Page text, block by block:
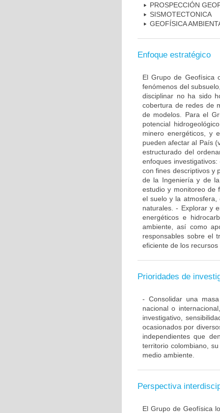
PROSPECCIÓN
SISMOTECTONICA
GEOFÍSICA
Enfoque estratégico
El Grupo de Geofísica
fenómenos del
disciplinar no ha sido
cobertura de redes de
de modelos. Para el
potencial
minero energéticos, y
pueden afectar al País
estructurado del
enfoques
con fines descriptivos y
de la Ingeniería y de
estudio y monitoreo de
el suelo y la atmosfera,
naturales. - Explorar y
energéticos e
ambiente, así como
responsables sobre el
eficiente de los recursos
Prioridades de
- Consolidar una
nacional o
investigativo,
ocasionados por
independientes que
territorio colombiano,
medio ambiente.
Perspectiva
El Grupo de Geofísica